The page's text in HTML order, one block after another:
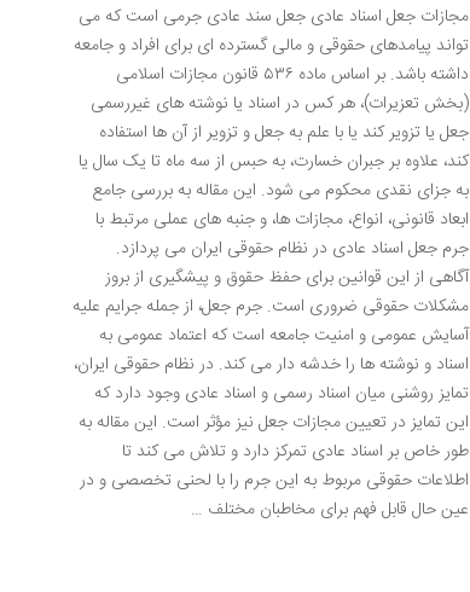
مجازات جعل اسناد عادی جعل سند عادی جرمی است که می
تواند پیامدهای حقوقی و مالی گسترده ای برای افراد و جامعه
داشته باشد. بر اساس ماده ۵۳۶ قانون مجازات اسلامی
(بخش تعزیرات)، هر کس در اسناد یا نوشته های غیررسمی
جعل یا تزویر کند یا با علم به جعل و تزویر از آن ها استفاده
کند، علاوه بر جبران خسارت، به حبس از سه ماه تا یک سال یا
به جزای نقدی محکوم می شود. این مقاله به بررسی جامع
ابعاد قانونی، انواع، مجازات ها، و جنبه های عملی مرتبط با
جرم جعل اسناد عادی در نظام حقوقی ایران می پردازد.
آگاهی از این قوانین برای حفظ حقوق و پیشگیری از بروز
مشکلات حقوقی ضروری است. جرم جعل، از جمله جرایم علیه
آسایش عمومی و امنیت جامعه است که اعتماد عمومی به
اسناد و نوشته ها را خدشه دار می کند. در نظام حقوقی ایران،
تمایز روشنی میان اسناد رسمی و اسناد عادی وجود دارد که
این تمایز در تعیین مجازات جعل نیز مؤثر است. این مقاله به
طور خاص بر اسناد عادی تمرکز دارد و تلاش می کند تا
اطلاعات حقوقی مربوط به این جرم را با لحنی تخصصی و در
عین حال قابل فهم برای مخاطبان مختلف …